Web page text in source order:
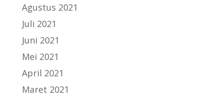
Agustus 2021
Juli 2021
Juni 2021
Mei 2021
April 2021
Maret 2021